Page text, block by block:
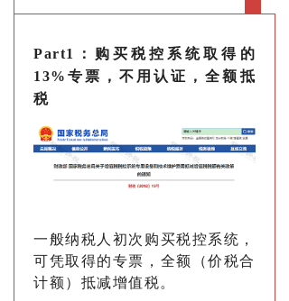
Part1： 购买税控系统取得的
13%专票，不用认证，全额抵
税
一般纳税人初次购买税控系统，
可凭取得的专票，全额（价税合
计额）抵减增值税。